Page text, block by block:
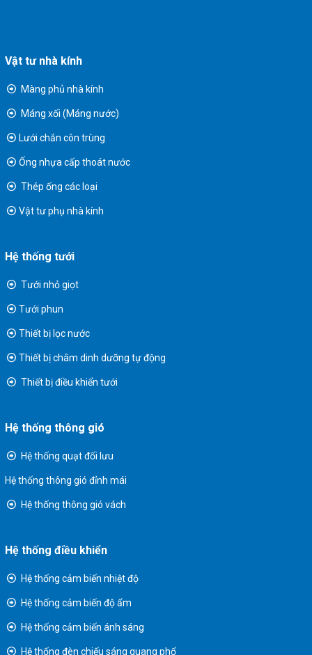
Vật tư nhà kính
Màng phủ nhà kính
Máng xối (Máng nước)
Lưới chắn côn trùng
Ống nhựa cấp thoát nước
Thép ống các loại
Vật tư phụ nhà kính
Hệ thống tưới
Tưới nhỏ giọt
Tưới phun
Thiết bị lọc nước
Thiết bị châm dinh dưỡng tự động
Thiết bị điều khiển tưới
Hệ thống thông gió
Hệ thống quạt đối lưu
Hệ thống thông gió đỉnh mái
Hệ thống thông gió vách
Hệ thống điều khiển
Hệ thống cảm biến nhiệt độ
Hệ thống cảm biến độ ẩm
Hệ thống cảm biến ánh sáng
Hệ thống đèn chiếu sáng quang phổ